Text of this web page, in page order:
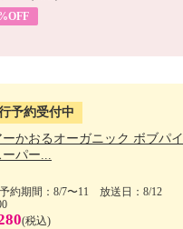
予約受付中
ーかおるオーガニック ボブパイ
ーパー...
約期間：8/7〜11 放送日：8/12
(税込)